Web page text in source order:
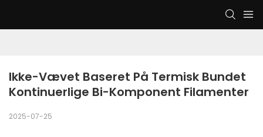
Ikke-Vævet Baseret På Termisk Bundet
Kontinuerlige Bi-Komponent Filamenter
2025-07-25